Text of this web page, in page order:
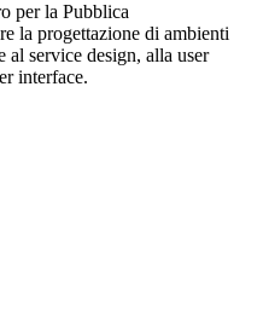
per la Pubblica
la progettazione di ambienti
service design, alla user
interface.